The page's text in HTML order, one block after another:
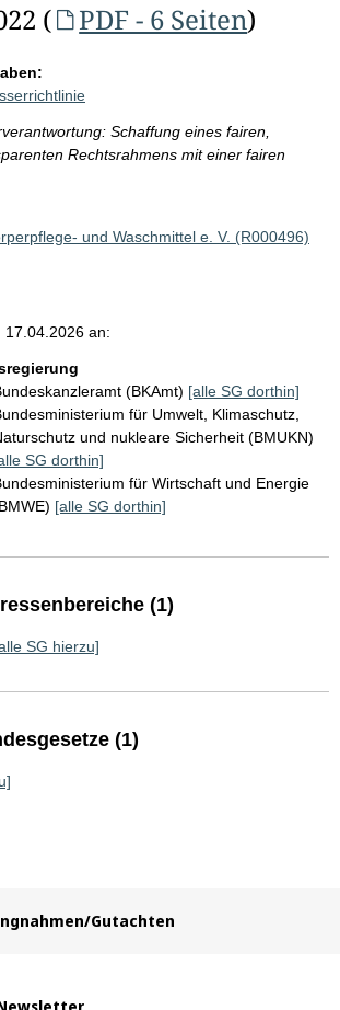
(
PDF - 6 Seiten)
Schaffung eines fairen,
Rechtsrahmens mit einer fairen
und Waschmittel e. V. (R000496)
17.04.2026 an:
(BKAmt) [alle SG dorthin]
für Umwelt, Klimaschutz,
und nukleare Sicherheit (BMUKN)
SG dorthin]
für Wirtschaft und Energie
[alle SG dorthin]
(1)
SG hierzu]
(1)
Gutachten